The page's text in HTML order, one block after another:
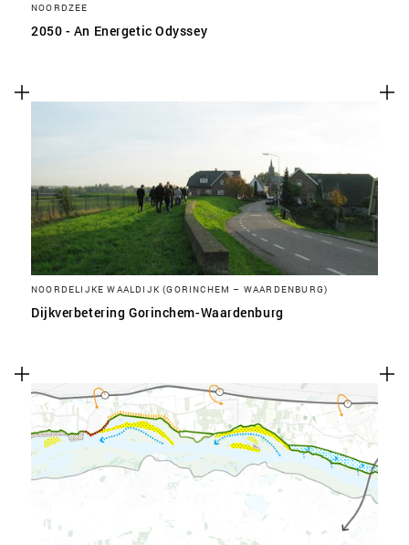
NOORDZEE
2050 - An Energetic Odyssey
NOORDELIJKE WAALDIJK (GORINCHEM – WAARDENBURG)
Dijkverbetering Gorinchem-Waardenburg